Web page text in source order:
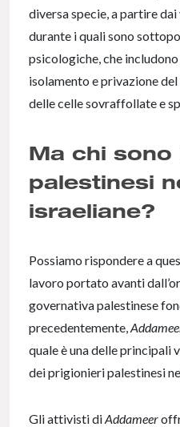
diversa specie, a partire
durante i quali sono
psicologiche, che
isolamento e privazione
delle celle sovraffollate e
Ma chi sono
palestinesi
israeliane?
Possiamo rispondere a
lavoro portato avanti
governativa palestinese
precedentemente,
quale è una delle
dei prigionieri palestinesi
Gli attivisti diAddameer